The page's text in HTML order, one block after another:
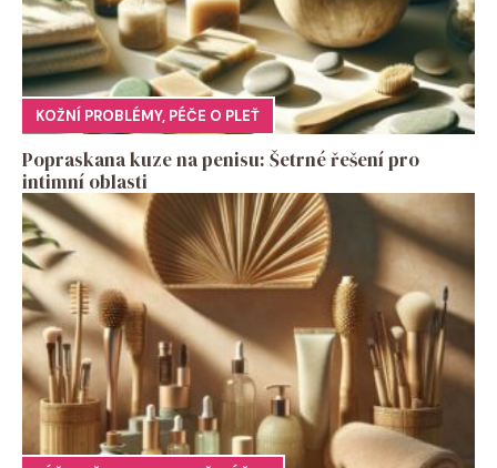
KOŽNÍ PROBLÉMY, PÉČE O PLEŤ
Popraskana kuze na penisu: Šetrné řešení pro
intimní oblasti